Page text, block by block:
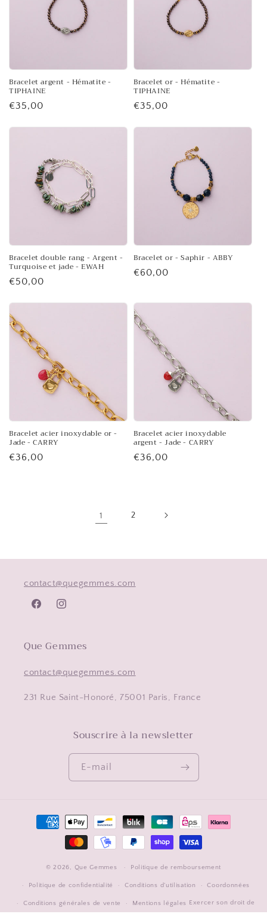
Bracelet argent - Hématite -
TIPHAINE
Prix
€35,00
Bracelet or - Hématite -
TIPHAINE
Prix
€35,00
Bracelet double rang - Argent -
Turquoise et jade - EWAH
Prix
€50,00
Bracelet or - Saphir - ABBY
Prix
€60,00
Bracelet acier inoxydable or -
Jade - CARRY
Prix
€36,00
Bracelet acier inoxydable
argent - Jade - CARRY
Prix
€36,00
1 2
contact@quegemmes.com
FacebookInstagram
Que Gemmes
contact@quegemmes.com
231 Rue Saint-Honoré, 75001 Paris, France
Souscrire à la newsletter
E-mail
Moyens
© 2026, Que Gemmes Politique de remboursement
Politique de confidentialité Conditions d’utilisation Coordonnées
Conditions générales de vente Mentions légales Exercer son droit de